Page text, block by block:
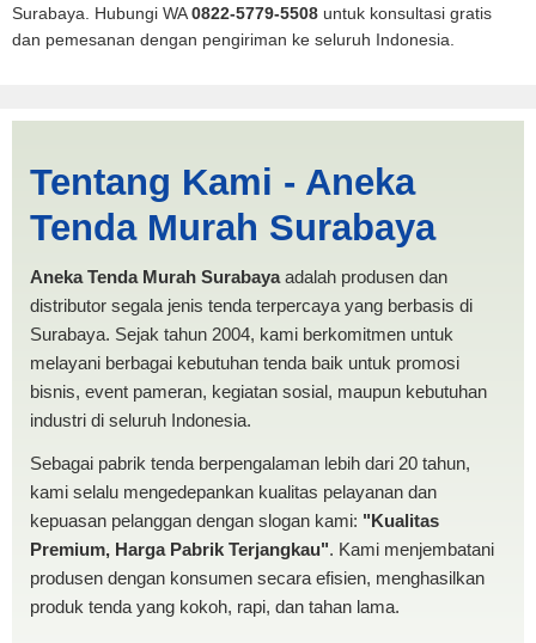
Surabaya. Hubungi WA0822-5779-5508 untuk konsultasi gratis
dan pemesanan dengan pengiriman ke seluruh Indonesia.
ANEKA TENDA MURAH
Tentang Kami - Aneka
Tenda Murah Surabaya
Aneka Tenda Murah Surabayaadalah produsen dan
distributor segala jenis tenda terpercaya yang berbasis di
Surabaya. Sejak tahun 2004, kami berkomitmen untuk
melayani berbagai kebutuhan tenda baik untuk promosi
bisnis, event pameran, kegiatan sosial, maupun kebutuhan
industri di seluruh Indonesia.
Sebagai pabrik tenda berpengalaman lebih dari 20 tahun,
kami selalu mengedepankan kualitas pelayanan dan
kepuasan pelanggan dengan slogan kami: "Kualitas
Premium, Harga Pabrik Terjangkau". Kami menjembatani
produsen dengan konsumen secara efisien, menghasilkan
produk tenda yang kokoh, rapi, dan tahan lama.